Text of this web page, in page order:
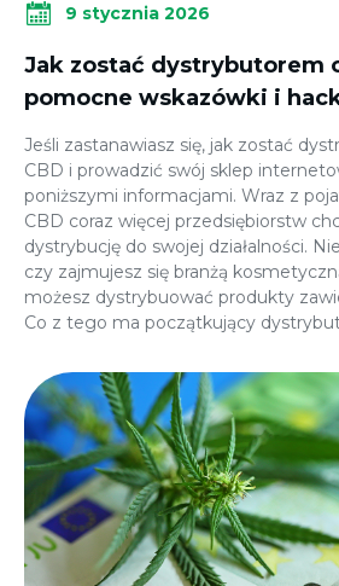
9 stycznia 2026
Jak zostać dystrybutorem
pomocne wskazówki i
Jeśli zastanawiasz się, jak zostać
CBD i prowadzić swój sklep
poniższymi informacjami. Wraz z
CBD coraz więcej przedsiębiorstw
dystrybucję do swojej działalności.
czy zajmujesz się branżą
możesz dystrybuować produkty
Co z tego ma początkujący